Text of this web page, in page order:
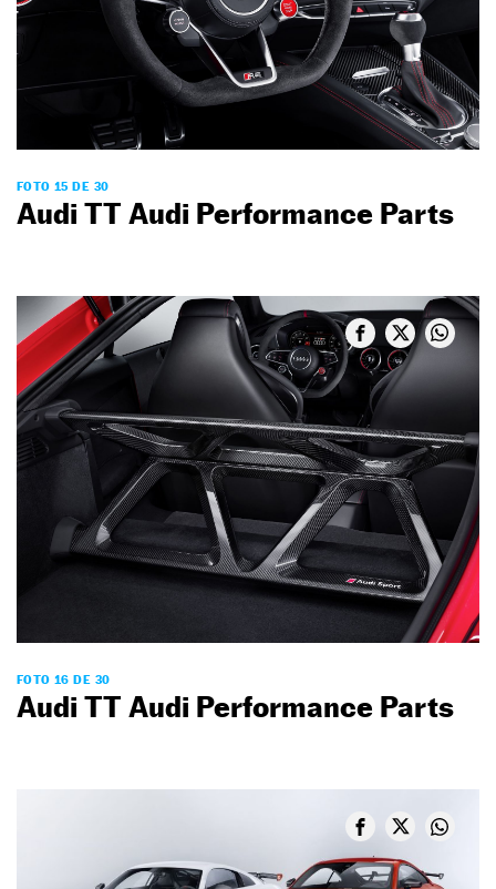
FOTO 15 DE 30
Audi TT Audi Performance Parts
FOTO 16 DE 30
Audi TT Audi Performance Parts